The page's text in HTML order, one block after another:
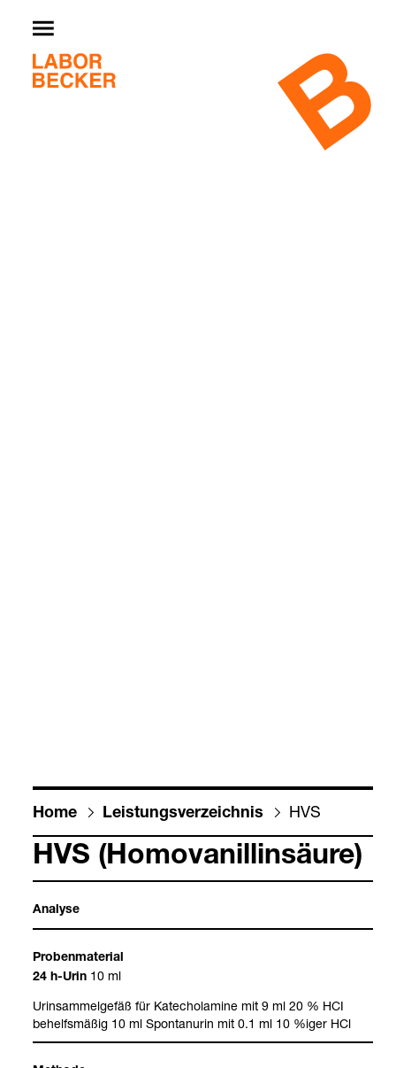
Home Leis­tungs­ver­zeich­nis HVS
HVS (Homo­va­nil­lin­säure)
Ana­lyse
Pro­ben­ma­te­rial
24 h-​Urin 10 ml
Urin­sam­mel­ge­fäß für Katecho­l­amine mit 9 ml 20 % HCI
behelfs­mä­ßig 10 ml Spon­tanurin mit 0.1 ml 10 %iger HCl